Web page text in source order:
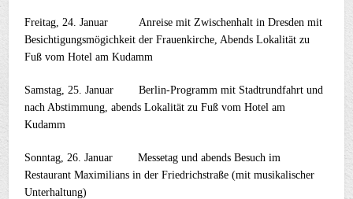
Freitag, 24. Januar Anreise mit Zwischenhalt in Dresden mit
Besichtigungsmögichkeit der Frauenkirche, Abends Lokalität zu
Fuß vom Hotel am Kudamm
Samstag, 25. Januar Berlin-Programm mit Stadtrundfahrt und
nach Abstimmung, abends Lokalität zu Fuß vom Hotel am
Kudamm
Sonntag, 26. Januar Messetag und abends Besuch im
Restaurant Maximilians in der Friedrichstraße (mit musikalischer
Unterhaltung)